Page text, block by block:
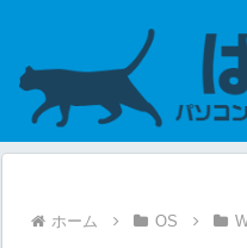
ホーム OS